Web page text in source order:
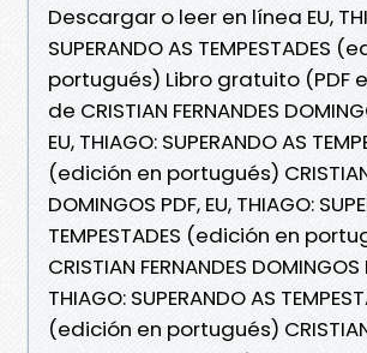
Descargar o leer en línea EU,
SUPERANDO AS TEMPESTADES
portugués) Libro gratuito (PDF
de CRISTIAN FERNANDES
EU, THIAGO: SUPERANDO AS
(edición en portugués) CRISTIAN
DOMINGOS PDF, EU, THIAGO:
TEMPESTADES (edición en
CRISTIAN FERNANDES DOMINGOS
THIAGO: SUPERANDO AS
(edición en portugués) CRISTIAN